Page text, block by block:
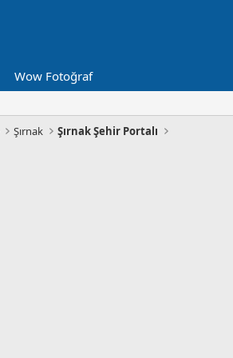
Wow Fotoğraf
Şırnak Şırnak Şehir Portalı